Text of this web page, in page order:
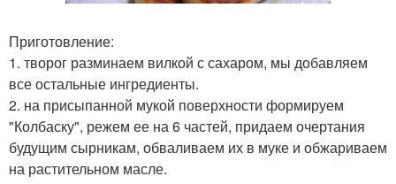
Приготовление:
1. творог разминаем вилкой с сахаром, мы добавляем
все остальные ингредиенты.
2. на присыпанной мукой поверхности формируем
"Колбаску", режем ее на 6 частей, придаем очертания
будущим сырникам, обваливаем их в муке и обжариваем
на растительном масле.